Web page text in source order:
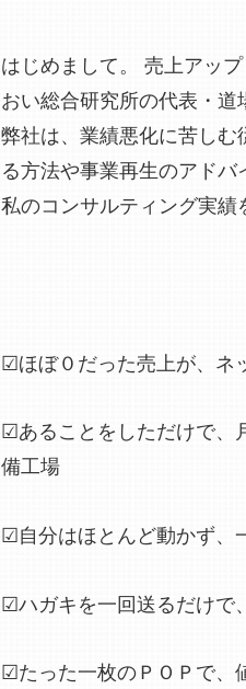
はじめまして。 売上アッ
おい総合研究所の代表・道
弊社は、業績悪化に苦し
る方法や事業再生のアドバ
私のコンサルティング実績
☑ほぼ０だった売上が、ネ
☑あることをしただけで、
備工場
☑自分はほとんど動かず、
☑ハガキを一回送るだけで
☑たった一枚のＰＯＰで、